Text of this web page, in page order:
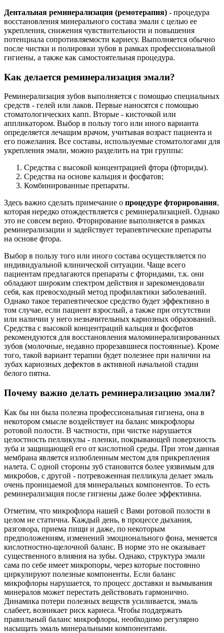
клиники
Дентальная реминерализация (ремотерапия) - процедура
восстановления минерального состава эмали с целью ее
укрепления, снижения чувствительности и повышения
потенциала сопротивляемости кариесу. Выполняется обычно
после чистки и полировки зубов в рамках профессиональной
гигиены, а также как самостоятельная процедура.
Как делается реминерализация эмали?
Реминерализация зубов выполняется с помощью специальных
средств - гелей или лаков. Первые наносятся с помощью
стоматологических капп. Вторые - кисточкой или
аппликатором. Выбор в пользу того или иного варианта
определяется лечащим врачом, учитывая возраст пациента и
его пожелания. Все составы, используемые стоматологами для
укрепления эмали, можно разделить на три группы:
Средства с высокой концентрацией фтора (фториды).
Средства на основе кальция и фосфатов;
Комбинированные препараты.
Здесь важно сделать примечание о процедуре фторирования,
которая нередко отождествляется с реминерализацией. Однако
это не совсем верно. Фторирование выполняется в рамках
реминерализации и задействует терапевтические препараты
на основе фтора.
Выбор в пользу того или иного состава осуществляется по
индивидуальной клинической ситуации. Чаще всего
пациентам предлагаются препараты с фторидами, т.к. они
обладают широким спектром действия и зарекомендовали
себя, как превосходный метод профилактики заболеваний.
Однако такое терапевтическое средство будет эффективно в
том случае, если пациент взрослый, а также при отсутствии
или наличии у него незначительных кариозных образований.
Средства с высокой концентраций кальция и фосфатов
рекомендуются для восстановления маломинерализированных
зубов (молочные, недавно прорезавшиеся постоянные). Кроме
того, такой вариант терапии будет полезнее при наличии на
зубах кариозных дефектов в активной начальной стадии
белого пятна.
Почему важно делать реминерализацию эмали?
Как бы ни была полезна профессиональная гигиена, она в
некотором смысле воздействует на баланс микрофлоры
ротовой полости. В частности, при чистке нарушается
целостность пелликулы - пленки, покрывающей поверхность
зуба и защищающей его от кислотной среды. При этом данная
мембрана является излюбленным местом для прикрепления
налета. С одной стороны зуб становится более уязвимым для
микробов, с другой - потревоженная пелликула делает эмаль
очень проницаемой для минеральных компонентов. То есть
реминерализация после гигиены даже более эффективна.
Отметим, что микрофлора нашей с Вами ротовой полости в
целом не статична. Каждый день, в процессе дыхания,
разговора, приема пищи и даже, по некоторым
предположениям, изменений эмоционального фона, меняется
кислотностно-щелочной баланс. В норме это не оказывает
существенного влияния на зубы. Однако, структура эмали
сама по себе имеет микропоры, через которые постоянно
циркулируют полезные компоненты. Если баланс
микрофлоры нарушается, то процесс доставки и вымывания
минералов может перестать действовать гармонично.
Динамика потери полезных веществ усиливается, эмаль
слабеет, возникает риск кариеса. Чтобы поддержать
правильный баланс микрофлоры, необходимо регулярно
насыщать эмаль минеральными компонентами.